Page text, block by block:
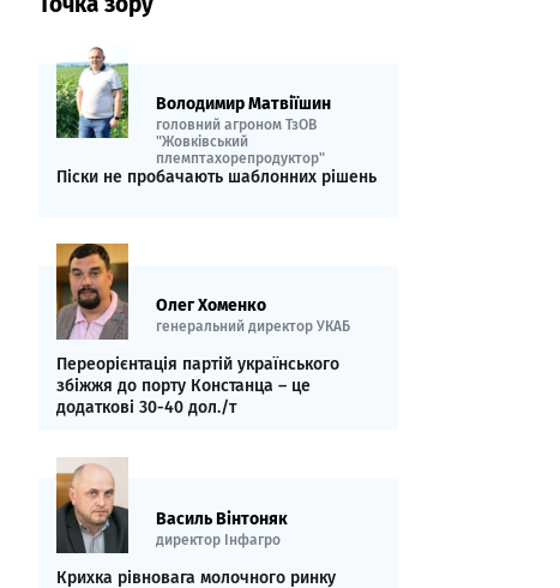
Володимир Матвіїшин
головний агроном ТзОВ
"Жовківський
племптахорепродуктор"
Піски не пробачають шаблонних рішень
Олег Хоменко
генеральний директор УКАБ
Переорієнтація партій українського
збіжжя до порту Констанца – це
додаткові 30-40 дол./т
Василь Вінтоняк
директор Інфагро
Крихка рівновага молочного ринку